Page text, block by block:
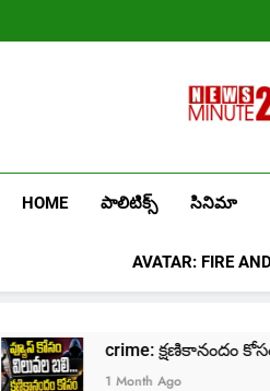
HOME పాలిటిక్స్ సినిమా
AVATAR: FIRE
crime: క్షణికానందం
1 Month Ago